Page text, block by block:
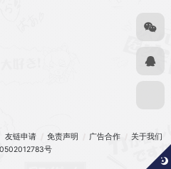
友链申请 免责声明 广告合作 关于我们
号